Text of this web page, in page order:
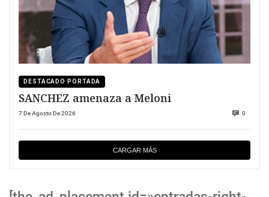
DESTACADO PORTADA
SANCHEZ amenaza a Meloni
7 De Agosto De 2026 0
CARGAR MÁS